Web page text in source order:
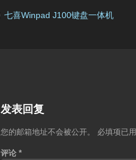
七喜Winpad J100键盘一体机
发表回复
您的邮箱地址不会被公开。 必填项已用
评论 *